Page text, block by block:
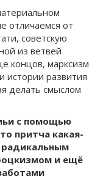
отличаемся от
советскую
из ветвей
концов, марксизм
истории развития
делать смыслом
с помощью
притча какая-
радикальным
и ещё